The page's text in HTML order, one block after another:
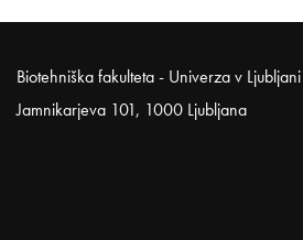
Noga strani
Biotehniška fakulteta - Univerza v Ljubljani
Jamnikarjeva 101, 1000 Ljubljana